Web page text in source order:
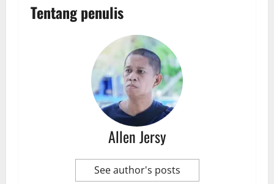
Tentang penulis
Allen Jersy
See author's posts